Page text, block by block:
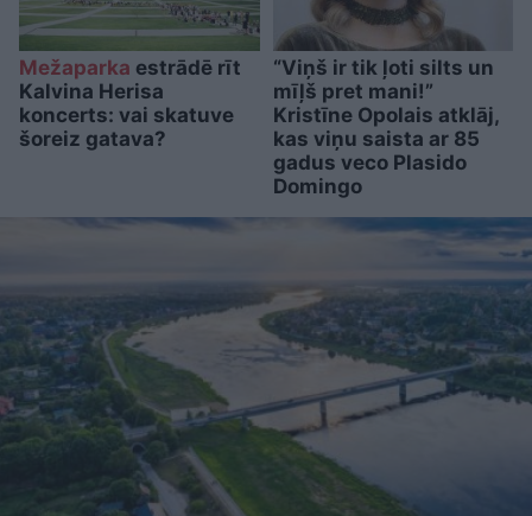
Mežaparka estrādē rīt
Kalvina Herisa
koncerts: vai skatuve
šoreiz gatava?
“Viņš ir tik ļoti silts un
mīļš pret mani!”
Kristīne Opolais atklāj,
kas viņu saista ar 85
gadus veco Plasido
Domingo